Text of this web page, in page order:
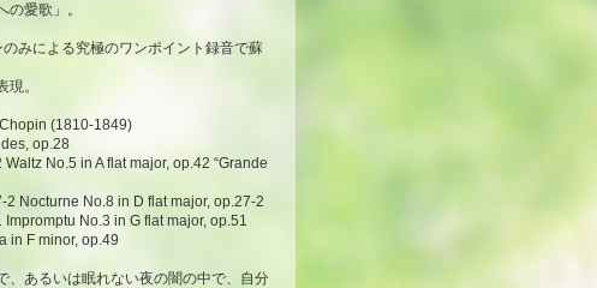
愛歌」。
みによる究極のワンポイント録音で蘇
。
(1810-1849)
op.28
No.5 in A flat major, op.42 “Grande
2 Nocturne No.8 in D flat major, op.27-2
No.3 in G flat major, op.51
in F minor, op.49
、あるいは眠れない夜の闇の中で、自分